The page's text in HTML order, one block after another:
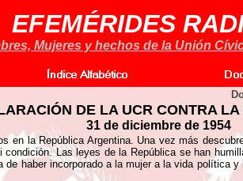
EFEMÉRIDES
Mujeres y hechos de la Unión
DE LA UCR CONTRA LA
31 de diciembre de 1954
en la República Argentina. Una vez más
Las leyes de la República se han
haber incorporado a la mujer a la vida política